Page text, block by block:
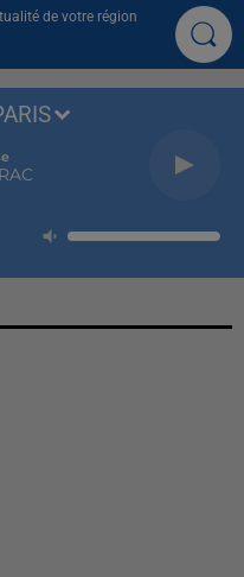
de votre région